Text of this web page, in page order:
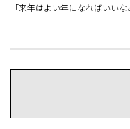
「来年はよい年になればいいな